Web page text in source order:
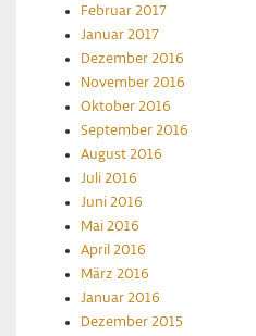
Februar 2017
Januar 2017
Dezember 2016
November 2016
Oktober 2016
September 2016
August 2016
Juli 2016
Juni 2016
Mai 2016
April 2016
März 2016
Januar 2016
Dezember 2015